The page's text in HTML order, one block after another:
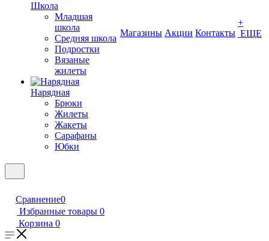
Школа
Младшая
школа
Средняя школа
Подростки
Вязаные
жилеты
Нарядная
Брюки
Жилеты
Жакеты
Сарафаны
Юбки
Магазины Акции Контакты
+
ЕЩЕ
Сравнение0
Избранные товары 0
Корзина 0